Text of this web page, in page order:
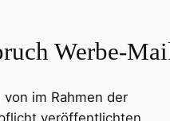
Werbe-
im Rahmen der